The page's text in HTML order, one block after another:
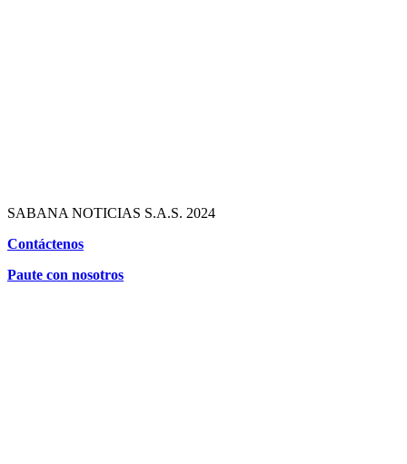
SABANA NOTICIAS S.A.S. 2024
Contáctenos
Paute con nosotros